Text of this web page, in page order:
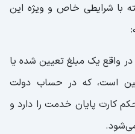
با شرایطی خاص و ویژه این
در واقع یک مبلغ تعیین شده یا
است، که در حساب دولت
کارت پایان خدمت را دارد و
می‌شود.